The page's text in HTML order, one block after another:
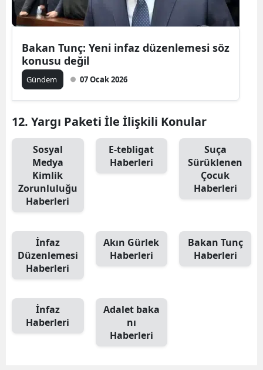
Nevşehir
Niğde
Ordu
Sakarya
Siirt
Sinop
Sivas
Tokat
Bakan Tunç: Yeni infaz düzenlemesi söz
konusu değil
Gündem 07 Ocak 2026
12. Yargı Paketi İle İlişkili Konular
Sosyal
Medya
Kimlik
Zorunluluğu
Haberleri
E-tebligat
Haberleri
Suça
Sürüklenen
Çocuk
Haberleri
İnfaz
Düzenlemesi
Haberleri
Akın Gürlek
Haberleri
Bakan Tunç
Haberleri
İnfaz
Haberleri
Adalet baka
nı
Haberleri